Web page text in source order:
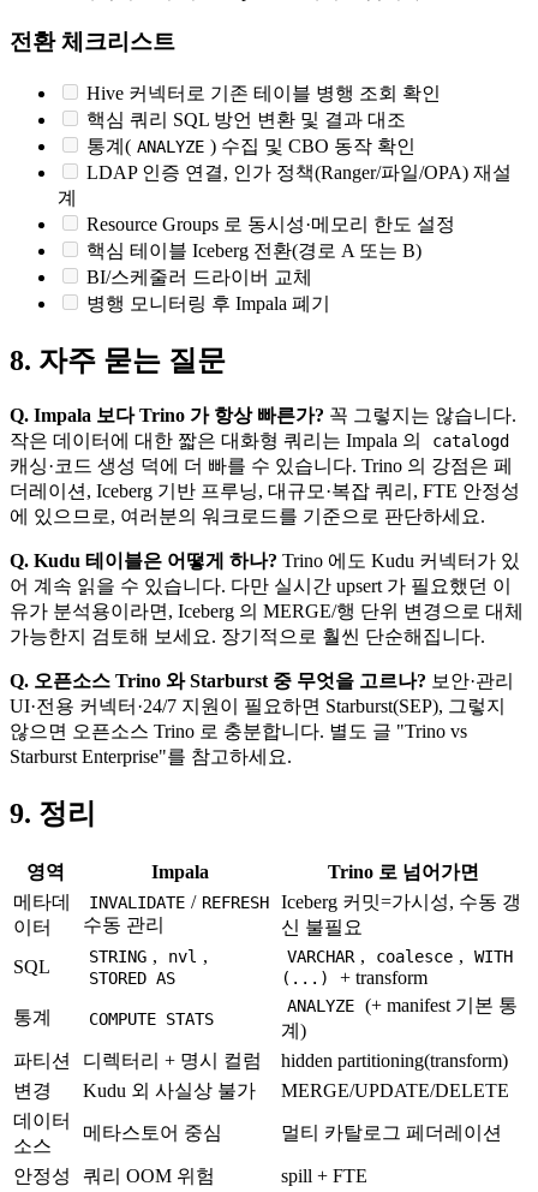
전환 체크리스트
Hive 커넥터로 기존 테이블 병행 조회 확인
핵심 쿼리 SQL 방언 변환 및 결과 대조
통계( ANALYZE ) 수집 및 CBO 동작 확인
LDAP 인증 연결, 인가 정책(Ranger/파일/OPA) 재설
계
Resource Groups 로 동시성·메모리 한도 설정
핵심 테이블 Iceberg 전환(경로 A 또는 B)
BI/스케줄러 드라이버 교체
병행 모니터링 후 Impala 폐기
8. 자주 묻는 질문
Q. Impala 보다 Trino 가 항상 빠른가? 꼭 그렇지는 않습니다.
작은 데이터에 대한 짧은 대화형 쿼리는 Impala 의
catalogd
캐싱·코드 생성 덕에 더 빠를 수 있습니다. Trino 의 강점은 페
더레이션, Iceberg 기반 프루닝, 대규모·복잡 쿼리, FTE 안정성
에 있으므로, 여러분의 워크로드를 기준으로 판단하세요.
Q. Kudu 테이블은 어떻게 하나? Trino 에도 Kudu 커넥터가 있
어 계속 읽을 수 있습니다. 다만 실시간 upsert 가 필요했던 이
유가 분석용이라면, Iceberg 의 MERGE/행 단위 변경으로 대체
가능한지 검토해 보세요. 장기적으로 훨씬 단순해집니다.
Q. 오픈소스 Trino 와 Starburst 중 무엇을 고르나? 보안·관리
UI·전용 커넥터·24/7 지원이 필요하면 Starburst(SEP), 그렇지
않으면 오픈소스 Trino 로 충분합니다. 별도 글 "Trino vs
Starburst Enterprise"를 참고하세요.
9. 정리
영역 Impala
Trino 로 넘어가면
메타데
이터
INVALIDATE / REFRESH
수동 관리
Iceberg 커밋=가시성, 수동 갱
신 불필요
SQL
STRING , nvl ,
STORED AS
VARCHAR , coalesce ,
WITH
(...)
+ transform
통계
COMPUTE STATS
ANALYZE (+ manifest 기본 통
계)
파티션
디렉터리 + 명시 컬럼
hidden partitioning(transform)
변경
Kudu 외 사실상 불가
MERGE/UPDATE/DELETE
데이터
소스
메타스토어 중심 멀티 카탈로그 페더레이션
안정성 쿼리 OOM 위험 spill + FTE